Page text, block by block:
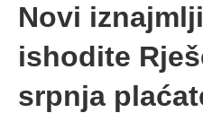
Novi
ishodite
srpnja